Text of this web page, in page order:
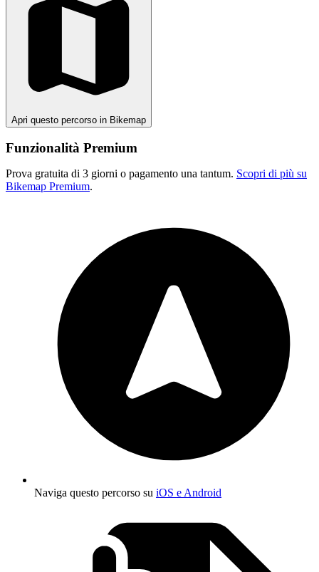
Apri questo percorso in Bikemap
Funzionalità Premium
Prova gratuita di 3 giorni o pagamento una tantum. Scopri di più su
Bikemap Premium.
Naviga questo percorso su iOS e Android